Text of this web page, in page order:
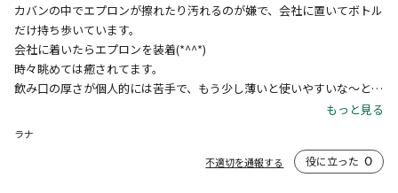
カバンの中でエプロンが擦れたり汚れるのが嫌で、会社に置いてボトル
だけ持ち歩いています。
会社に着いたらエプロンを装着(*^^*)
時々眺めては癒されてます。
飲み口の厚さが個人的には苦手で、もう少し薄いと使いやすいな〜と思
もっと見る
ラナ
不適切を通報する 役に立った 0